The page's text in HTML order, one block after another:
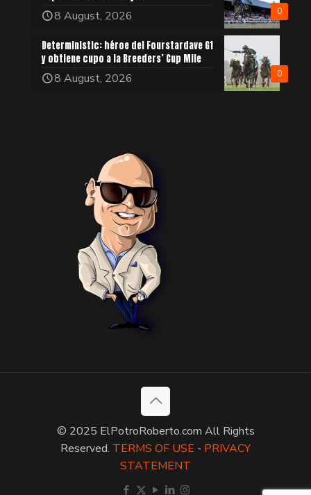
0
8 August, 2026
0
Deterministic: héroe del Fourstardave G1
y obtiene cupo a la Breeders’ Cup Mile
8 August, 2026
© 2025 ElPotroRoberto.com All Rights
Reserved. TERMS OF USE - PRIVACY
STATEMENT